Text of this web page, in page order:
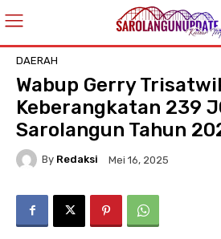
DAERAH
Wabup Gerry
Keberangkatan 239
Sarolangun Tahun
By Redaksi Mei 16, 2025